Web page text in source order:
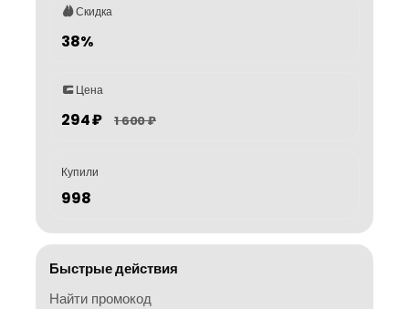
Скидка
38%
Цена
294 ₽ 1 600 ₽
Купили
998
Быстрые действия
Найти промокод